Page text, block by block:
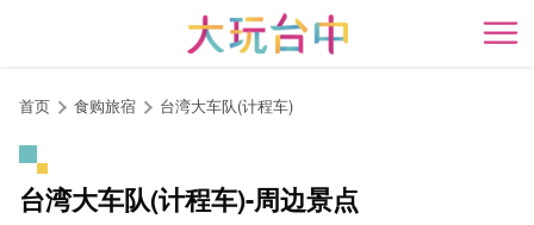
开
首页 食购旅宿 台湾大车队(计程车)
台湾大车队(计程车)-周边景点